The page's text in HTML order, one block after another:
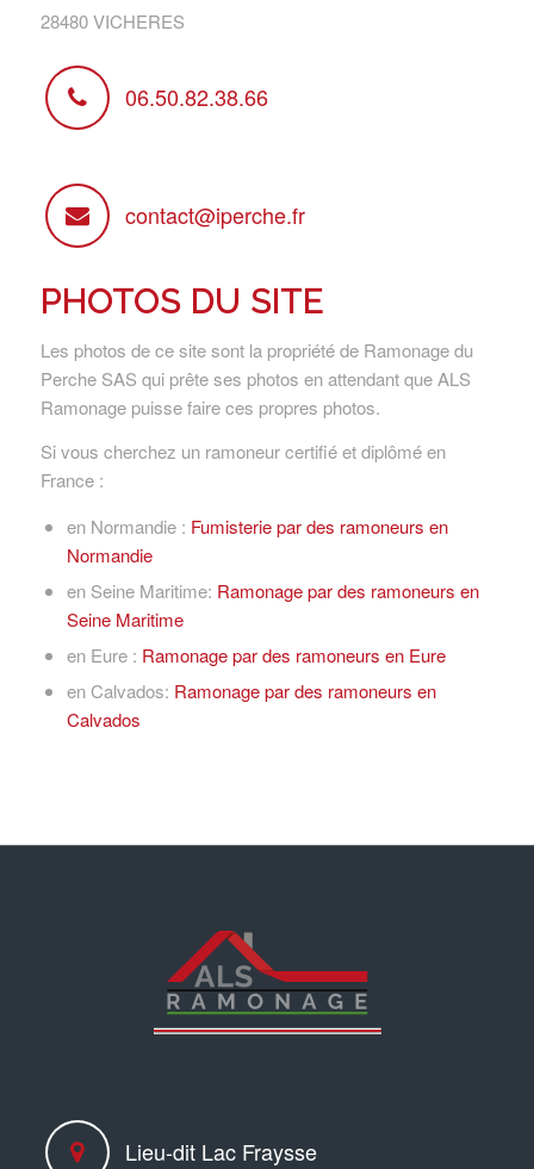
28480 VICHERES
06.50.82.38.66
contact@iperche.fr
PHOTOS DU SITE
Les photos de ce site sont la propriété de Ramonage du
Perche SAS qui prête ses photos en attendant que ALS
Ramonage puisse faire ces propres photos.
Si vous cherchez un ramoneur certifié et diplômé en
France :
en Normandie : Fumisterie par des ramoneurs en
Normandie
en Seine Maritime: Ramonage par des ramoneurs en
Seine Maritime
en Eure : Ramonage par des ramoneurs en Eure
en Calvados: Ramonage par des ramoneurs en
Calvados
Lieu-dit Lac Fraysse